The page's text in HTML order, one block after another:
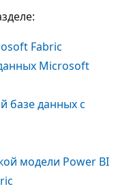
Fabric
Microsoft
базе данных с
модели Power BI